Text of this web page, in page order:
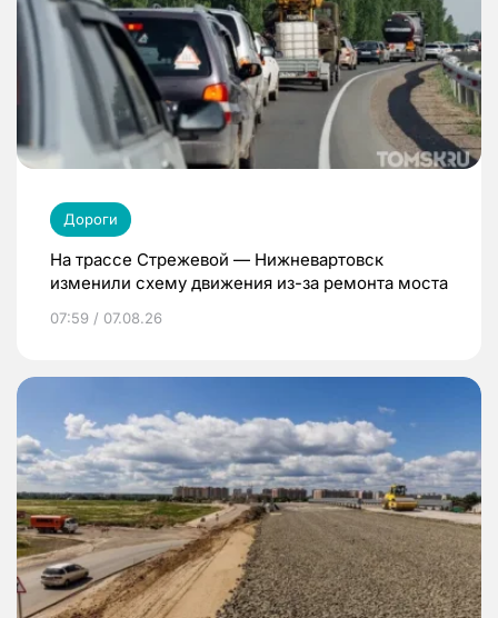
Дороги
На трассе Стрежевой — Нижневартовск
изменили схему движения из-за ремонта моста
07:59 / 07.08.26